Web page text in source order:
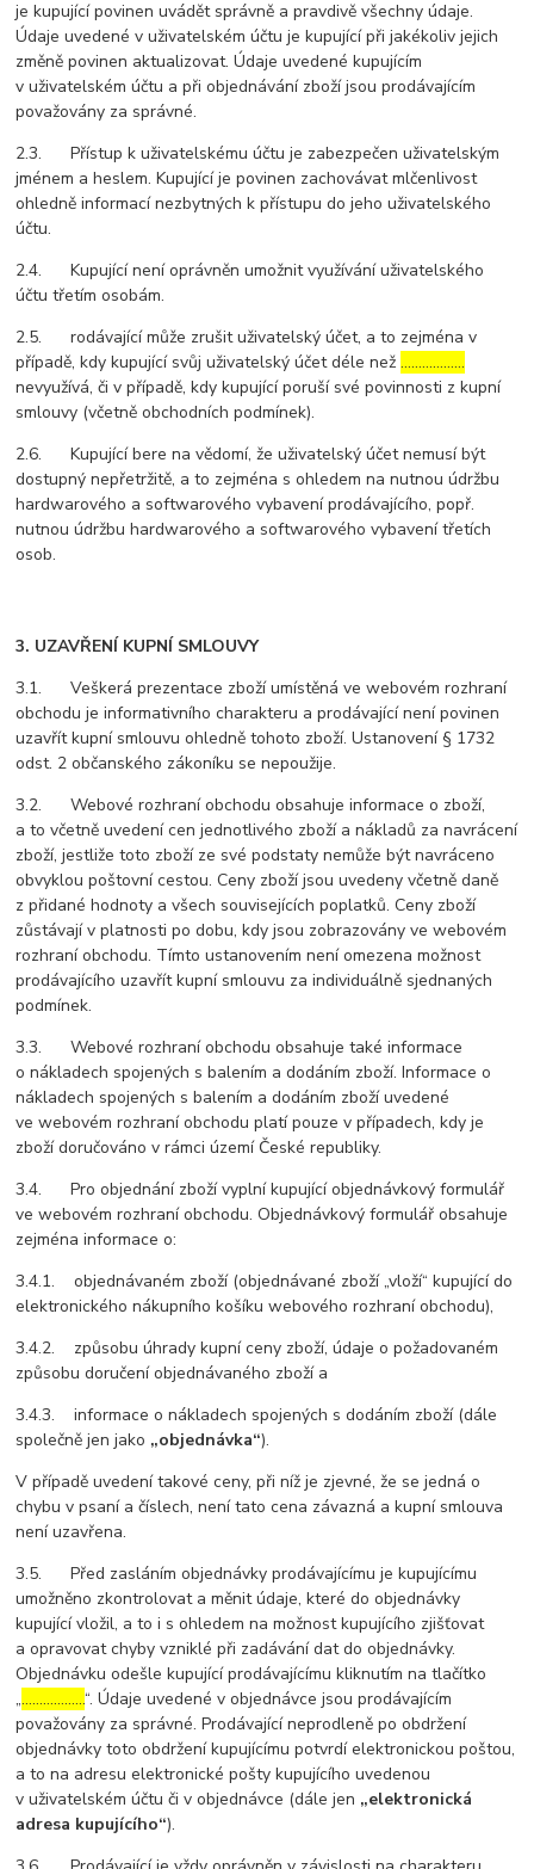
je kupující povinen uvádět správně a pravdivě všechny údaje.
Údaje uvedené v uživatelském účtu je kupující při jakékoliv jejich
změně povinen aktualizovat. Údaje uvedené kupujícím
v uživatelském účtu a při objednávání zboží jsou prodávajícím
považovány za správné.
2.3. Přístup k uživatelskému účtu je zabezpečen uživatelským
jménem a heslem. Kupující je povinen zachovávat mlčenlivost
ohledně informací nezbytných k přístupu do jeho uživatelského
účtu.
2.4. Kupující není oprávněn umožnit využívání uživatelského
účtu třetím osobám.
2.5. rodávající může zrušit uživatelský účet, a to zejména v
případě, kdy kupující svůj uživatelský účet déle než………………
nevyužívá, či v případě, kdy kupující poruší své povinnosti z kupní
smlouvy (včetně obchodních podmínek).
2.6. Kupující bere na vědomí, že uživatelský účet nemusí být
dostupný nepřetržitě, a to zejména s ohledem na nutnou údržbu
hardwarového a softwarového vybavení prodávajícího, popř.
nutnou údržbu hardwarového a softwarového vybavení třetích
osob.
3. UZAVŘENÍ KUPNÍ SMLOUVY
3.1. Veškerá prezentace zboží umístěná ve webovém rozhraní
obchodu je informativního charakteru a prodávající není povinen
uzavřít kupní smlouvu ohledně tohoto zboží. Ustanovení § 1732
odst. 2 občanského zákoníku se nepoužije.
3.2. Webové rozhraní obchodu obsahuje informace o zboží,
a to včetně uvedení cen jednotlivého zboží a nákladů za navrácení
zboží, jestliže toto zboží ze své podstaty nemůže být navráceno
obvyklou poštovní cestou. Ceny zboží jsou uvedeny včetně daně
z přidané hodnoty a všech souvisejících poplatků. Ceny zboží
zůstávají v platnosti po dobu, kdy jsou zobrazovány ve webovém
rozhraní obchodu. Tímto ustanovením není omezena možnost
prodávajícího uzavřít kupní smlouvu za individuálně sjednaných
podmínek.
3.3. Webové rozhraní obchodu obsahuje také informace
o nákladech spojených s balením a dodáním zboží. Informace o
nákladech spojených s balením a dodáním zboží uvedené
ve webovém rozhraní obchodu platí pouze v případech, kdy je
zboží doručováno v rámci území České republiky.
3.4. Pro objednání zboží vyplní kupující objednávkový formulář
ve webovém rozhraní obchodu. Objednávkový formulář obsahuje
zejména informace o:
3.4.1. objednávaném zboží (objednávané zboží „vloží“ kupující do
elektronického nákupního košíku webového rozhraní obchodu),
3.4.2. způsobu úhrady kupní ceny zboží, údaje o požadovaném
způsobu doručení objednávaného zboží a
3.4.3. informace o nákladech spojených s dodáním zboží (dále
společně jen jako „objednávka“).
V případě uvedení takové ceny, při níž je zjevné, že se jedná o
chybu v psaní a číslech, není tato cena závazná a kupní smlouva
není uzavřena.
3.5. Před zasláním objednávky prodávajícímu je kupujícímu
umožněno zkontrolovat a měnit údaje, které do objednávky
kupující vložil, a to i s ohledem na možnost kupujícího zjišťovat
a opravovat chyby vzniklé při zadávání dat do objednávky.
Objednávku odešle kupující prodávajícímu kliknutím na tlačítko
„………………“. Údaje uvedené v objednávce jsou prodávajícím
považovány za správné. Prodávající neprodleně po obdržení
objednávky toto obdržení kupujícímu potvrdí elektronickou poštou,
a to na adresu elektronické pošty kupujícího uvedenou
v uživatelském účtu či v objednávce (dále jen „elektronická
adresa kupujícího“).